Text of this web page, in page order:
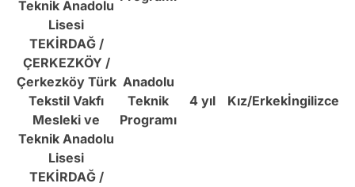
Teknik Anadolu
Lisesi
TEKİRDAĞ /
ÇERKEZKÖY /
Çerkezköy Türk
Tekstil Vakfı
Mesleki ve
Teknik Anadolu
Lisesi
Anadolu
Teknik
Programı
4 yıl Kız/Erkekİngilizce
TEKİRDAĞ /